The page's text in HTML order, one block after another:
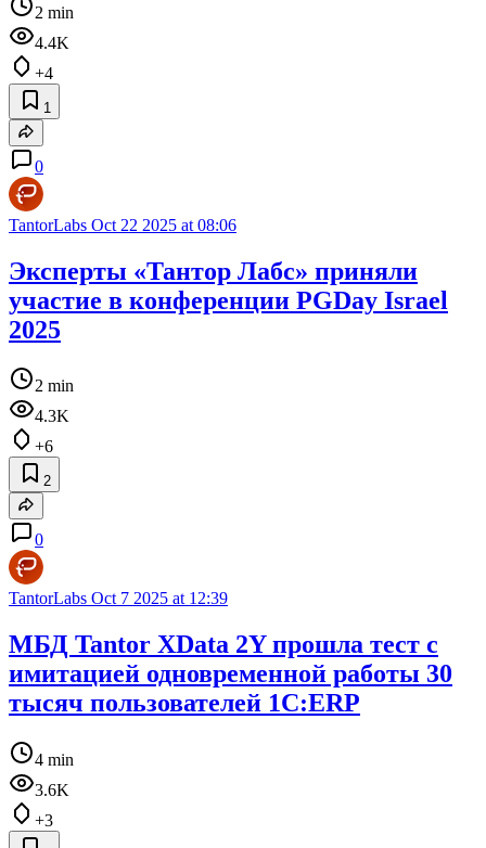
2 min
4.4K
+4
1
0
TantorLabs Oct 22 2025 at 08:06
Эксперты «Тантор Лабс» приняли
участие в конференции PGDay Israel
2025
2 min
4.3K
+6
2
0
TantorLabs Oct 7 2025 at 12:39
МБД Tantor XData 2Y прошла тест с
имитацией одновременной работы 30
тысяч пользователей 1С:ERP
4 min
3.6K
+3